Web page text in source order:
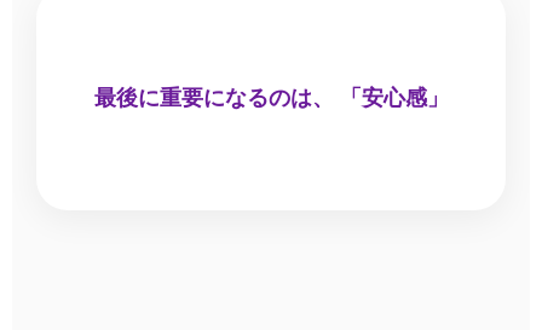
最後に重要になるのは、 「安心感」